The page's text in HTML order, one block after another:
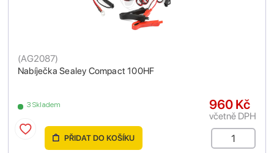
Nabíječka Sealey Compact 100HF
(AG2087)
3 Skladem 960 Kč
včetně DPH
PŘIDAT DO KOŠÍKU